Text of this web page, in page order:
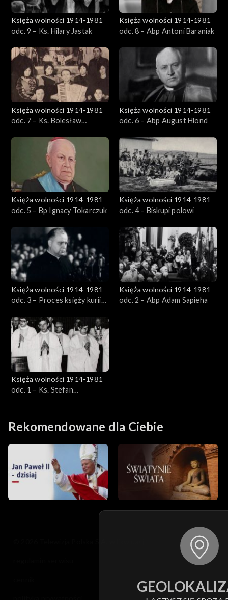
Księża wolności 1914-1981
odc. 9 – Ks. Hilary Jastak
Księża wolności 1914-1981
odc. 8 – Abp Antoni Baraniak
Księża wolności 1914-1981
odc. 7 – Ks. Bolesław
Księża wolności 1914-1981
odc. 6 – Abp August Hlond
Księża wolności 1914-1981
odc. 5 – Bp Ignacy Tokarczuk
Księża wolności 1914-1981
odc. 4 – Biskupi polowi
Księża wolności 1914-1981
odc. 3 – Proces księży kurii
Księża wolności 1914-1981
odc. 2 – Abp Adam Sapieha
Księża wolności 1914-1981
odc. 1 – Ks. Stefan
Zych
Rekomendowane dla Ciebie